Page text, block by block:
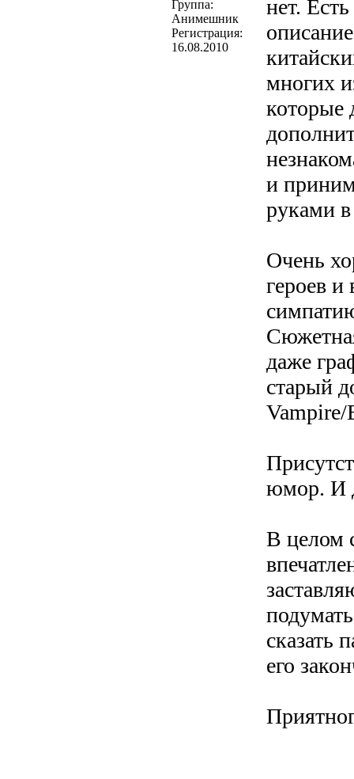
Группа:
Анимешник
Регистрация:
16.08.2010
нет.
многих
которые
и
руками
Очень
героев
даже
старый
Vampire/
юмор. И
В целом
сказать
его